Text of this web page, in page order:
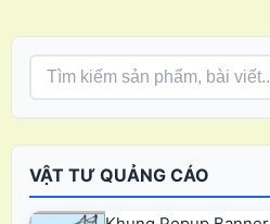
VẬT TƯ QUẢNG CÁO